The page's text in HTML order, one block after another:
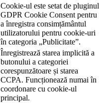
Cookie-ul este setat de pluginul
GDPR Cookie Consent pentru
a înregistra consimțământul
utilizatorului pentru cookie-uri
în categoria „Publicitate”.
Înregistrează starea implicită a
butonului a categoriei
corespunzătoare și starea
CCPA. Funcționează numai în
coordonare cu cookie-ul
principal.